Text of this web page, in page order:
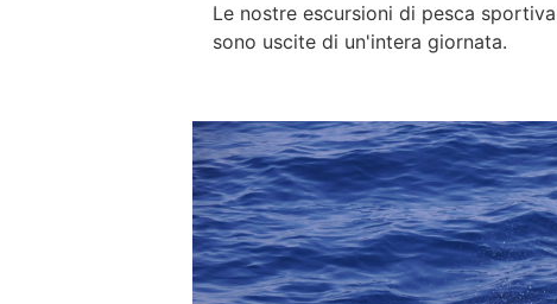
Le nostre escursioni di pesca sportiva
sono uscite di un'intera giornata.